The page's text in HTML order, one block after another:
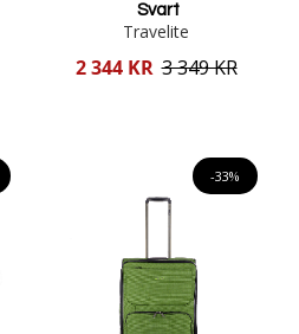
Svart
Travelite
Reducerat
2 344 KR 3 349 KR
-33%